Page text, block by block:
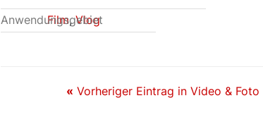
Anwendungsgebiet
Film,Vlog
« Vorheriger Eintrag in Video & Foto